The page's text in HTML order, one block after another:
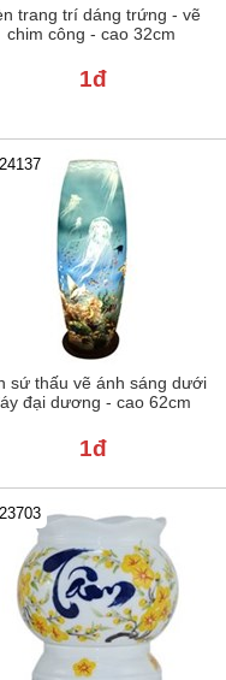
trang trí dáng trứng - vẽ
chim công - cao 32cm
1đ
sứ thấu vẽ ánh sáng dưới
đại dương - cao 62cm
1đ